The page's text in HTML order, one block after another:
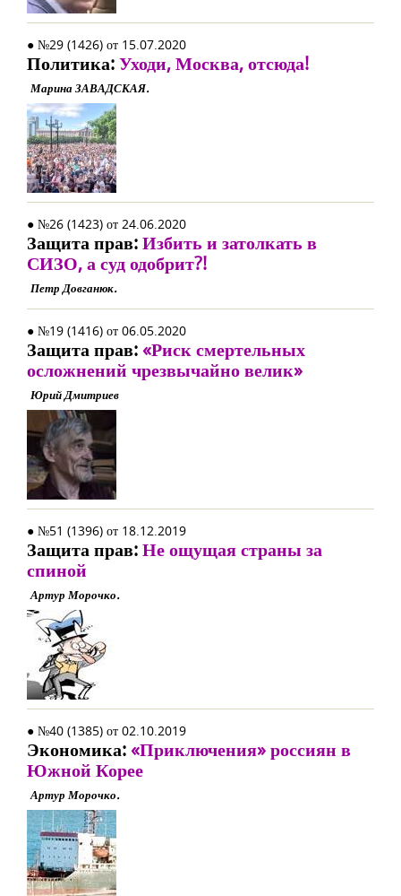
● №29 (1426) от 15.07.2020
Политика:Уходи, Москва, отсюда!
Марина ЗАВАДСКАЯ.
● №26 (1423) от 24.06.2020
Защита прав:Избить и затолкать в
СИЗО, а суд одобрит?!
Петр Довганюк.
● №19 (1416) от 06.05.2020
Защита прав:«Риск смертельных
осложнений чрезвычайно велик»
Юрий Дмитриев
● №51 (1396) от 18.12.2019
Защита прав:Не ощущая страны за
спиной
Артур Морочко.
● №40 (1385) от 02.10.2019
Экономика:«Приключения» россиян в
Южной Корее
Артур Морочко.